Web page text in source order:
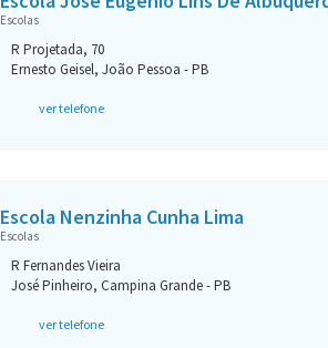
Escolas
R Projetada, 70
Ernesto Geisel, João Pessoa - PB
ver telefone
Escola Nenzinha Cunha Lima
Escolas
R Fernandes Vieira
José Pinheiro, Campina Grande - PB
ver telefone